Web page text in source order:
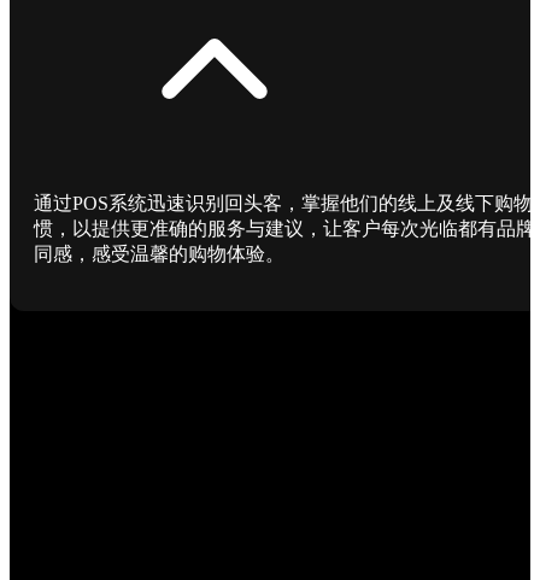
通过POS系统迅速识别回头客，掌握他们的线上及线下购物
惯，以提供更准确的服务与建议，让客户每次光临都有品牌
同感，感受温馨的购物体验。